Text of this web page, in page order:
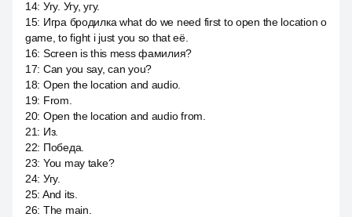
14: Угу. Угу, угу.
15: Игра бродилка what do we need first to open the location о
game, to fight i just you so that её.
16: Screen is this mess фамилия?
17: Can you say, can you?
18: Open the location and audio.
19: From.
20: Open the location and audio from.
21: Из.
22: Победа.
23: You may take?
24: Угу.
25: And its.
26: The main.